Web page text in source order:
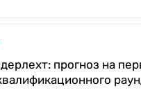
прогноз на